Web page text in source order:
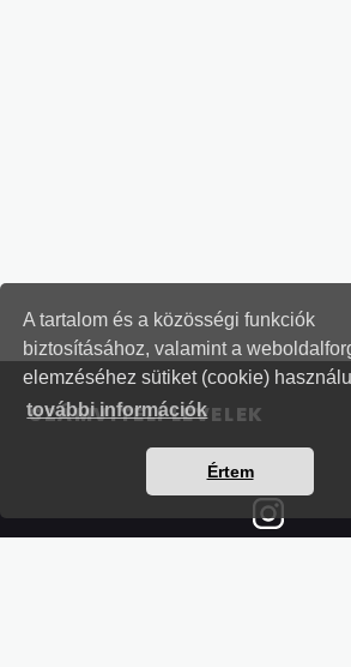
A tartalom és a közösségi funkciók
biztosításához, valamint a
elemzéséhez sütiket (cookie)
további információk
Értem
SZÁMVITELI LEVELEK